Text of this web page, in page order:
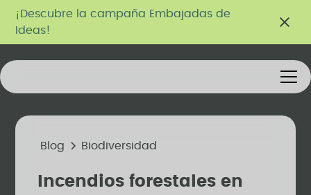
¡Descubre la campaña Embajadas de
Ideas!
Blog Biodiversidad
Incendios forestales en